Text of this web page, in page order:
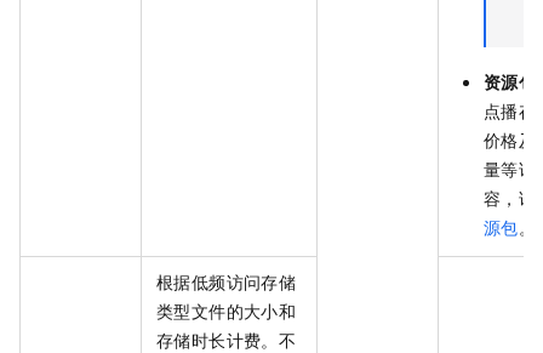
资源包
点播存
价格及
量等详
容，请
源包。
根据低频访问存储
类型文件的大小和
存储时长计费。不